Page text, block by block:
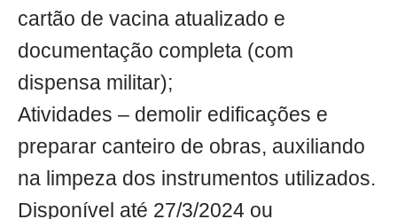
cartão de vacina atualizado e
documentação completa (com
dispensa militar);
Atividades – demolir edificações e
preparar canteiro de obras, auxiliando
na limpeza dos instrumentos utilizados.
Disponível até 27/3/2024 ou